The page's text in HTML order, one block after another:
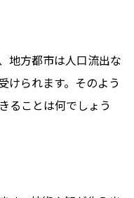
地方都市は人口流出な
けられます。そのよう
ることは何でしょう